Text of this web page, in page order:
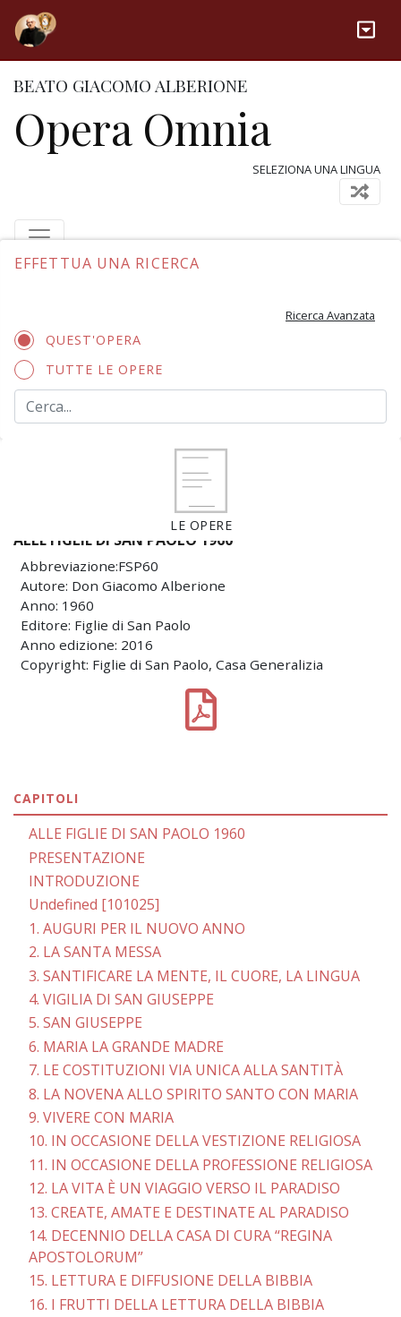
BEATO GIACOMO ALBERIONE
Opera Omnia
SELEZIONA UNA LINGUA
EFFETTUA UNA RICERCA
Ricerca Avanzata
QUEST'OPERA
TUTTE LE OPERE
LE OPERE
ALLE FIGLIE DI SAN PAOLO 1960
Abbreviazione:FSP60
Autore: Don Giacomo Alberione
Anno: 1960
Editore: Figlie di San Paolo
Anno edizione: 2016
Copyright: Figlie di San Paolo, Casa Generalizia
CAPITOLI
ALLE FIGLIE DI SAN PAOLO 1960
PRESENTAZIONE
INTRODUZIONE
Undefined [101025]
1. AUGURI PER IL NUOVO ANNO
2. LA SANTA MESSA
3. SANTIFICARE LA MENTE, IL CUORE, LA LINGUA
4. VIGILIA DI SAN GIUSEPPE
5. SAN GIUSEPPE
6. MARIA LA GRANDE MADRE
7. LE COSTITUZIONI VIA UNICA ALLA SANTITÀ
8. LA NOVENA ALLO SPIRITO SANTO CON MARIA
9. VIVERE CON MARIA
10. IN OCCASIONE DELLA VESTIZIONE RELIGIOSA
11. IN OCCASIONE DELLA PROFESSIONE RELIGIOSA
12. LA VITA È UN VIAGGIO VERSO IL PARADISO
13. CREATE, AMATE E DESTINATE AL PARADISO
14. DECENNIO DELLA CASA DI CURA “REGINA
APOSTOLORUM”
15. LETTURA E DIFFUSIONE DELLA BIBBIA
16. I FRUTTI DELLA LETTURA DELLA BIBBIA